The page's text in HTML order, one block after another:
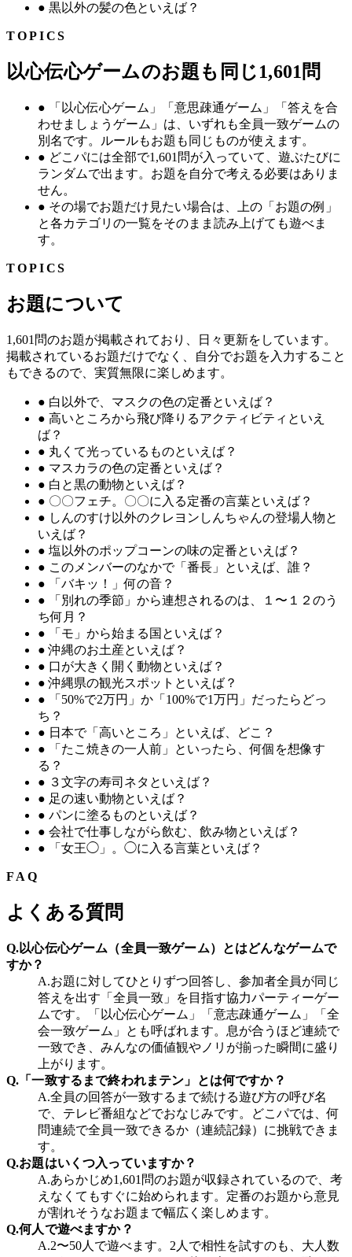
● 黒以外の髪の色といえば？
TOPICS
以心伝心ゲームのお題も同じ1,601問
●
「以心伝心ゲーム」「意思疎通ゲーム」「答えを合
わせましょうゲーム」は、いずれも全員一致ゲームの
別名です。ルールもお題も同じものが使えます。
● どこパには全部で1,601問が入っていて、遊ぶたびに
ランダムで出ます。お題を自分で考える必要はありま
せん。
● その場でお題だけ見たい場合は、上の「お題の例」
と各カテゴリの一覧をそのまま読み上げても遊べま
す。
TOPICS
お題について
1,601問のお題が掲載されており、日々更新をしています。
掲載されているお題だけでなく、自分でお題を入力すること
もできるので、実質無限に楽しめます。
● 白以外で、マスクの色の定番といえば？
● 高いところから飛び降りるアクティビティといえ
ば？
● 丸くて光っているものといえば？
● マスカラの色の定番といえば？
● 白と黒の動物といえば？
● 〇〇フェチ。〇〇に入る定番の言葉といえば？
● しんのすけ以外のクレヨンしんちゃんの登場人物と
いえば？
● 塩以外のポップコーンの味の定番といえば？
● このメンバーのなかで「番長」といえば、誰？
●
「バキッ！」何の音？
●
「別れの季節」から連想されるのは、１〜１２のう
ち何月？
●
「モ」から始まる国といえば？
● 沖縄のお土産といえば？
● 口が大きく開く動物といえば？
● 沖縄県の観光スポットといえば？
●
「50%で2万円」か「100%で1万円」だったらどっ
ち？
● 日本で「高いところ」といえば、どこ？
●
「たこ焼きの一人前」といったら、何個を想像す
る？
● ３文字の寿司ネタといえば？
● 足の速い動物といえば？
● パンに塗るものといえば？
● 会社で仕事しながら飲む、飲み物といえば？
●
「女王◯」。◯に入る言葉といえば？
FAQ
よくある質問
Q.以心伝心ゲーム（全員一致ゲーム）とはどんなゲームで
すか？
A.お題に対してひとりずつ回答し、参加者全員が同じ
答えを出す「全員一致」を目指す協力パーティーゲー
ムです。「以心伝心ゲーム」「意志疎通ゲーム」「全
会一致ゲーム」とも呼ばれます。息が合うほど連続で
一致でき、みんなの価値観やノリが揃った瞬間に盛り
上がります。
Q. 「一致するまで終われまテン」とは何ですか？
A.全員の回答が一致するまで続ける遊び方の呼び名
で、テレビ番組などでおなじみです。どこパでは、何
問連続で全員一致できるか（連続記録）に挑戦できま
す。
Q.お題はいくつ入っていますか？
A.あらかじめ1,601問のお題が収録されているので、考
えなくてもすぐに始められます。定番のお題から意見
が割れそうなお題まで幅広く楽しめます。
Q.何人で遊べますか？
A.2〜50人で遊べます。2人で相性を試すのも、大人数